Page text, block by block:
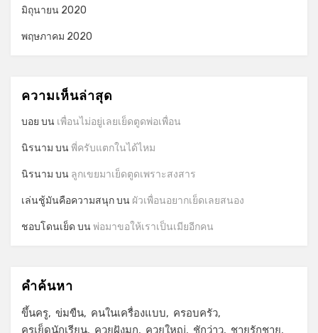
มิถุนายน 2020
พฤษภาคม 2020
ความเห็นล่าสุด
บอย บน เพื่อนไม่อยู่เลยเย็ดตูดพ่อเพื่อน
นิรนาม บนพี่ครับแตกในได้ไหม
นิรนาม บน ลูกเขยมาเย็ดตูดเพราะสงสาร
เล่นชู้มันคือความสนุกบน ผัวเพื่อนอยากเย็ดเลยสนอง
ชอบโดนเย็ด บนพ่อมาขอให้เราเป็นเมียอีกคน
คำค้นหา
ขึ้นครู ข่มขืน คนในเครื่องแบบ
ครอบครัว
ครูเย็ดนักเรียน
ควยฝังมุก ควยใหญ่ ชักว่าว ชายรักชาย